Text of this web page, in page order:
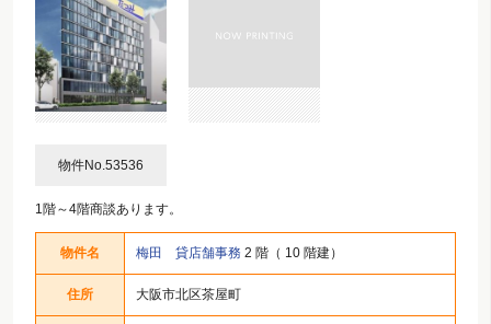
物件No.53536
1階～4階商談あります。
物件名 梅田 貸店舗事務 2 階（ 10 階建）
住所 大阪市北区茶屋町